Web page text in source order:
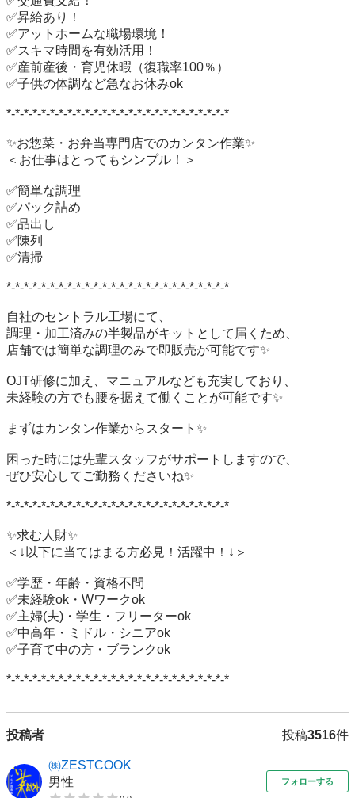
✅昇給あり！
✅アットホームな職場環境！
✅スキマ時間を有効活用！
✅産前産後・育児休暇（復職率100％）
✅子供の体調など急なお休みok
*-*-*-*-*-*-*-*-*-*-*-*-*-*-*-*-*-*-*-*-*-*-*-*-*-*
✨お惣菜・お弁当専門店でのカンタン作業✨
＜お仕事はとってもシンプル！＞
✅簡単な調理
✅パック詰め
✅品出し
✅陳列
✅清掃
*-*-*-*-*-*-*-*-*-*-*-*-*-*-*-*-*-*-*-*-*-*-*-*-*-*
自社のセントラル工場にて、
調理・加工済みの半製品がキットとして届くため、
店舗では簡単な調理のみで即販売が可能です✨
OJT研修に加え、マニュアルなども充実しており、
未経験の方でも腰を据えて働くことが可能です✨
まずはカンタン作業からスタート✨
困った時には先輩スタッフがサポートしますので、
ぜひ安心してご勤務くださいね✨
*-*-*-*-*-*-*-*-*-*-*-*-*-*-*-*-*-*-*-*-*-*-*-*-*-*
✨求む人財✨
＜↓以下に当てはまる方必見！活躍中！↓＞
✅学歴・年齢・資格不問
✅未経験ok・Wワークok
✅主婦(夫)・学生・フリーターok
✅中高年・ミドル・シニアok
✅子育て中の方・ブランクok
*-*-*-*-*-*-*-*-*-*-*-*-*-*-*-*-*-*-*-*-*-*-*-*-*-*
投稿者 投稿3516件
㈱ZESTCOOK
男性
フォローする